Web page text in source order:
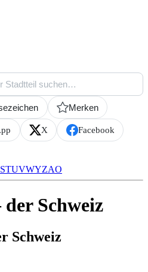
Merken
X Facebook
STUVWYZAO
Schweiz
Schweiz